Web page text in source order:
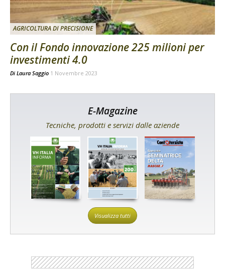
AGRICOLTURA DI PRECISIONE
Con il Fondo innovazione 225 milioni per
investimenti 4.0
Di Laura Saggio 1 Novembre 2023
E-Magazine
Tecniche, prodotti e servizi dalle aziende
Visualizza tutti